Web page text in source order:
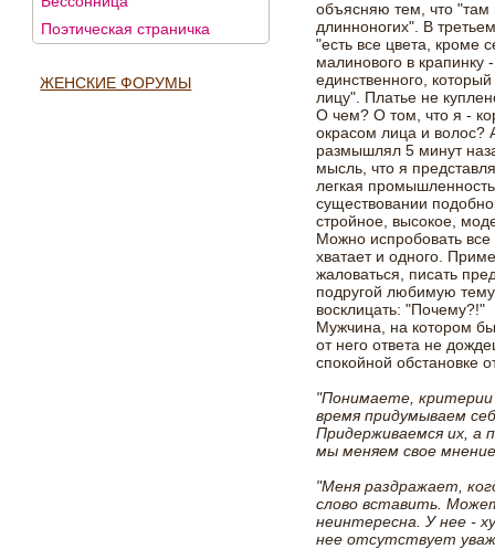
Поэтическая страничка
ЖЕНСКИЕ ФОРУМЫ
объясняю тем, что "там
длинноногих". В
"есть все цвета, кроме
малинового в крапинку -
единственного,
лицу". Платье не
О чем? О том, что я -
окрасом лица и волос?
размышлял 5 минут
мысль, что я
легкая
существовании
стройное, высокое,
Можно испробовать
хватает и одного.
жаловаться, писать
подругой любимую
восклицать: "Почему?!"
Мужчина, на котором
от него ответа не
спокойной обстановке
"Понимаете,
время придумываем
Придерживаемся их, а
мы меняем свое
"Меня раздражает,
слово вставить.
неинтересна. У нее -
нее отсутствует